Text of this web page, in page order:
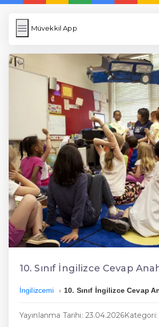
Müvekkil App
Müvekkil App
Resim Yükle
Wordpress Cache
Anasayfa
5 Günde İngilizce
İngilizce
Dil Eğitimi
En Hızlı İngilizce
En Kolay İngilizce
En Ucuz İngilizce
En Uygun İngilizce
Hızlı İngilizce
10. Sınıf İngilizce Cevap
İngilizcemi 10. Sınıf İngilizce Cevap
Yayınlanma Tarihi: 23.04.2026